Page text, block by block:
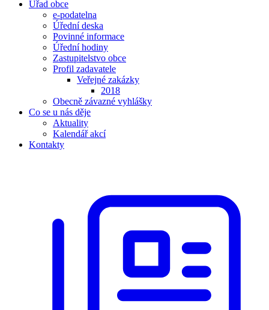
Úřad obce
e-podatelna
Úřední deska
Povinné informace
Úřední hodiny
Zastupitelstvo obce
Profil zadavatele
Veřejné zakázky
2018
Obecně závazné vyhlášky
Co se u nás děje
Aktuality
Kalendář akcí
Kontakty